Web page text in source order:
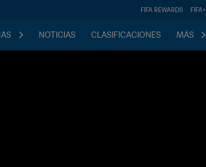
FIFA REWARDS FIFA+
NOTICIAS CLASIFICACIONES MÁS